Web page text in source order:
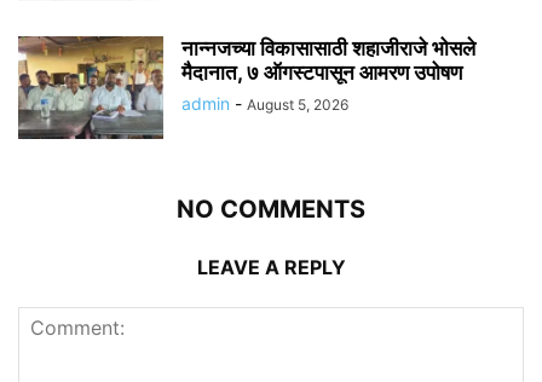
नान्नजच्या विकासासाठी शहाजीराजे भोसले
मैदानात, ७ ऑगस्टपासून आमरण उपोषण
admin - August 5, 2026
NO COMMENTS
LEAVE A REPLY